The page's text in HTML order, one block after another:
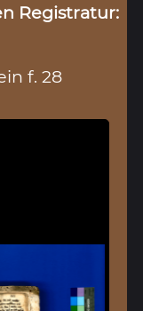
Registratur:
f. 28